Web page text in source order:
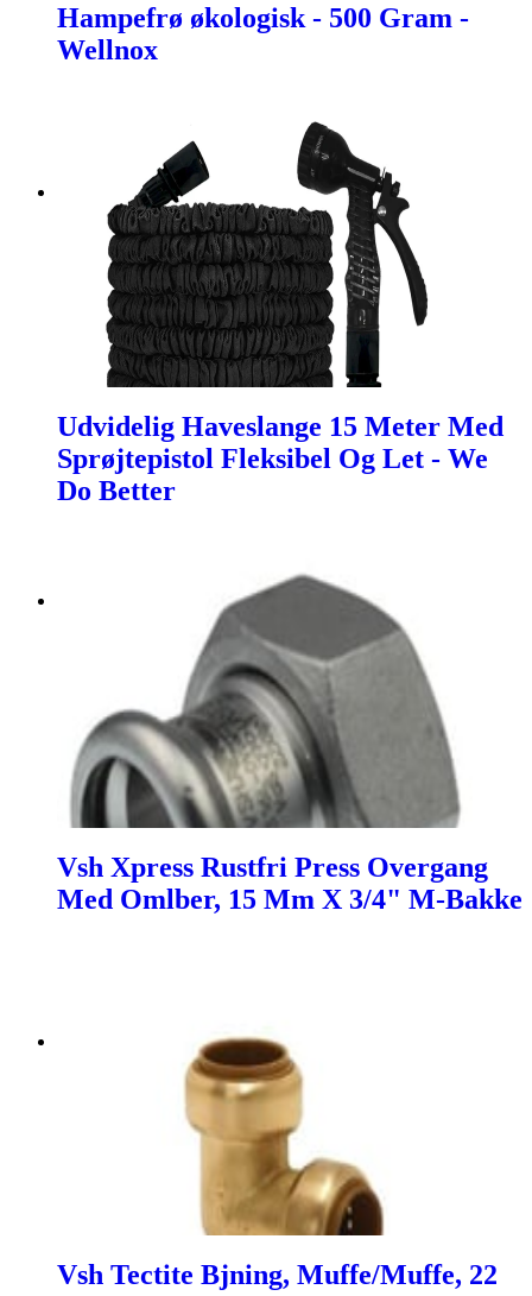
Hampefrø økologisk - 500 Gram -
Wellnox
Udvidelig Haveslange 15 Meter Med
Sprøjtepistol Fleksibel Og Let - We
Do Better
Vsh Xpress Rustfri Press Overgang
Med Omlber, 15 Mm X 3/4" M-Bakke
Vsh Tectite Bjning, Muffe/Muffe, 22